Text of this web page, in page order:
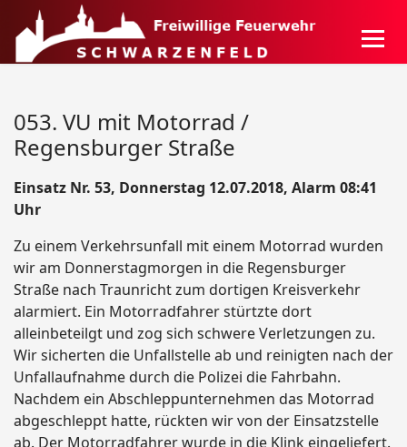
053. VU mit Motorrad /
Regensburger Straße
Einsatz Nr. 53, Donnerstag 12.07.2018, Alarm 08:41
Uhr
Zu einem Verkehrsunfall mit einem Motorrad wurden
wir am Donnerstagmorgen in die Regensburger
Straße nach Traunricht zum dortigen Kreisverkehr
alarmiert. Ein Motorradfahrer stürtzte dort
alleinbeteilgt und zog sich schwere Verletzungen zu.
Wir sicherten die Unfallstelle ab und reinigten nach der
Unfallaufnahme durch die Polizei die Fahrbahn.
Nachdem ein Abschleppunternehmen das Motorrad
abgeschleppt hatte, rückten wir von der Einsatzstelle
ab. Der Motorradfahrer wurde in die Klink eingeliefert.